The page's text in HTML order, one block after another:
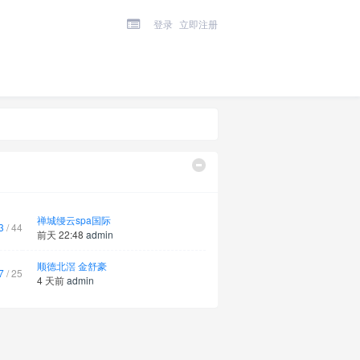
登录 立即注册
/ 44
禅城缦云spa国际
前天 22:48 admin
/ 25
顺德北滘 金舒豪
4 天前admin